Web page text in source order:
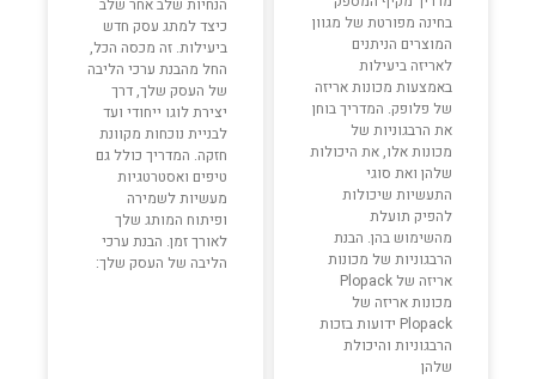
בחינה מפורטת של מגוון
המוצרים הניתנים
לאריזה ביעילות
באמצעות מכונות אריזה
של פלופק. המדריך בוחן
את הרבגוניות של
מכונות אלו, את היכולות
שלהן ואת סוגי
התעשיות שיכולות
להפיק תועלת
מהשימוש בהן. הבנת
הרבגוניות של מכונות
אריזה של Plopack
מכונות אריזה של
Plopack ידועות בזכות
הרבגוניות והיכולת
שלהן
הנחיות שלב אחר שלב
כיצד למתג עסק חדש
ביעילות. זה מכסה הכל,
החל מהבנת ערכי הליבה
של העסק שלך, דרך
יצירת לוגו ייחודי ועד
לבניית נוכחות מקוונת
חזקה. המדריך כולל גם
טיפים ואסטרטגיות
מעשיות לשמירה
ופיתוח המותג שלך
לאורך זמן. הבנת ערכי
הליבה של העסק שלך: